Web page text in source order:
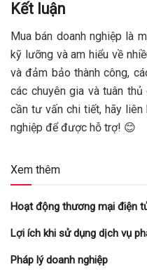
Kết luận
Mua bán doanh nghiệp là
kỹ lưỡng và am hiểu về
và đảm bảo thành công,
các chuyên gia và tuân
cần tư vấn chi tiết, hãy
nghiệp để được hỗ trợ! 😊
Xem thêm
Hoạt động thương mại điện
Lợi ích khi sử dụng dịch vụ
Pháp lý doanh nghiệp